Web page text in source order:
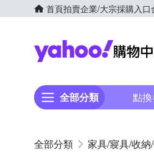
首頁拍賣企業/大宗採購入口
全部分類 點
家具/寢具/收納